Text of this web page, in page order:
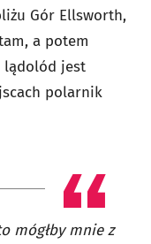
Gór Ellsworth,
a potem
lądolód jest
polarnik
mógłby mnie z